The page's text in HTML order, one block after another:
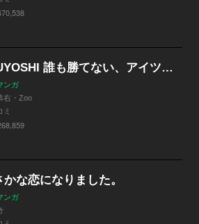
TSUYOSHI 誰も勝てない、アイツには
ンガ
右・Zoo
ミ
かな恋になりました。
ンガ